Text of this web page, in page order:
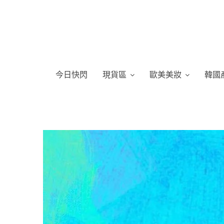
今日快閃 現貨區 歐美美妝 韓國